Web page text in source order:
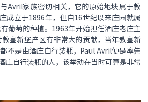
Avril家族密切相关，它的原始地块属于教
成立于1896年，但自16世纪以来庄园就属
葡萄的种植。1963年开始担任酒庄老庄主
皇新堡产区有非常大的贡献，当年教皇新
不是由酒庄自行装瓶，Paul Avril便是率先
庄自行装瓶的人，该举动在当时可算是非常